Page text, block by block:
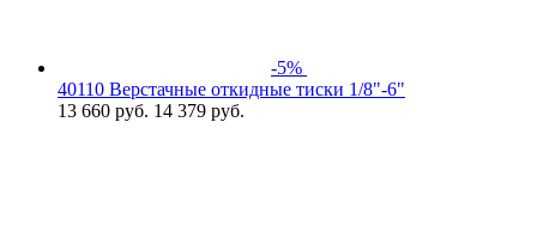
-5%
40110 Верстачные откидные тиски 1/8"-6"
13 660 руб. 14 379 руб.